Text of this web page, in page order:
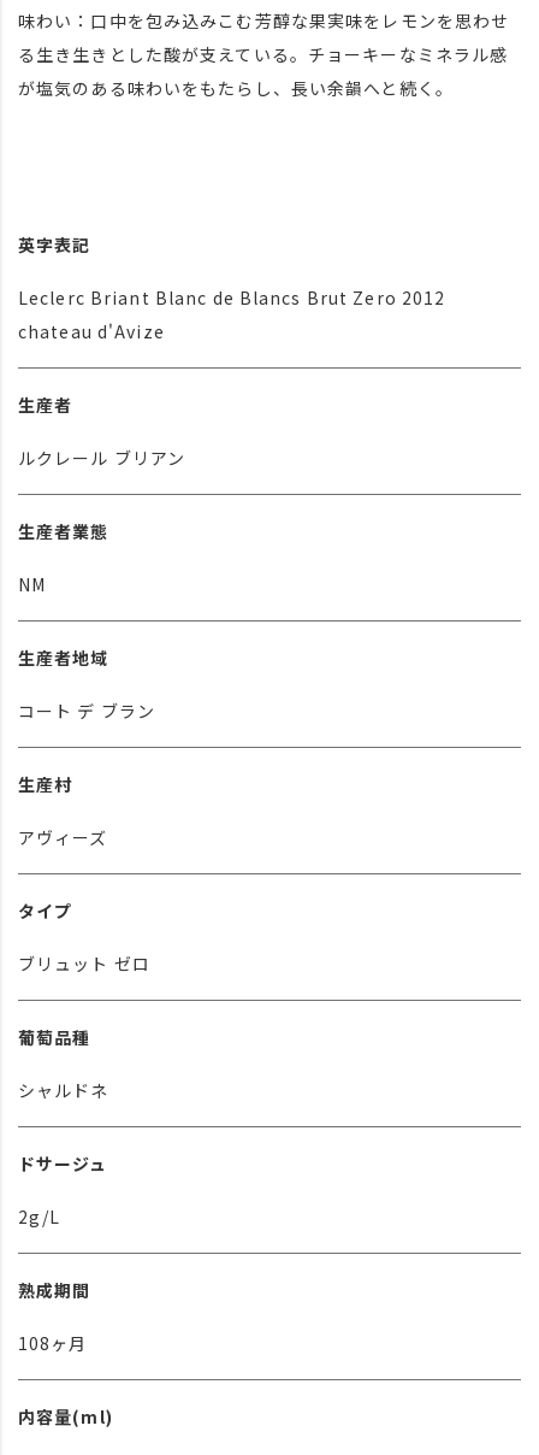
味わい：口中を包み込みこむ芳醇な果実味をレモンを思わせ
る生き生きとした酸が支えている。チョーキーなミネラル感
が塩気のある味わいをもたらし、長い余韻へと続く。
英字表記
Leclerc Briant Blanc de Blancs Brut Zero 2012
chateau d'Avize
生産者
ルクレール ブリアン
生産者業態
NM
生産者地域
コート デ ブラン
生産村
アヴィーズ
タイプ
ブリュット ゼロ
葡萄品種
シャルドネ
ドサージュ
2g/L
熟成期間
108ヶ月
内容量(ml)